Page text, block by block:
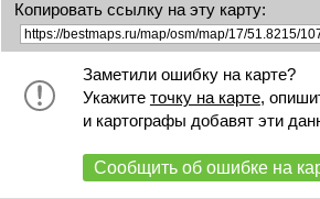
Копировать ссылку на эту карту:
Заметили ошибку на карте?
Укажите точку на карте,
и картографы добавят эти
Сообщить об ошибке на